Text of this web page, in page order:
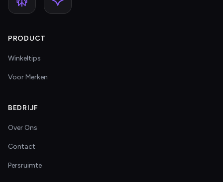
PRODUCT
Winkeltips
Voor Merken
BEDRIJF
Over Ons
Contact
Persruimte